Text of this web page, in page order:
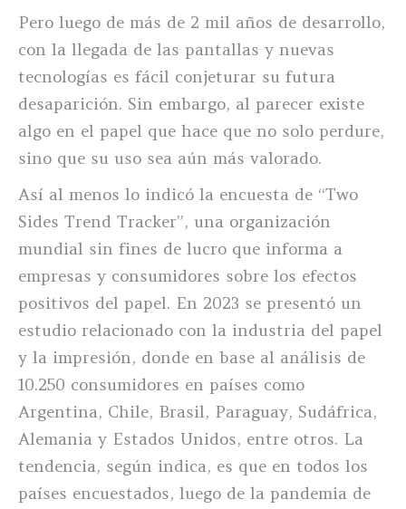
Pero luego de más de 2 mil años de desarrollo,
con la llegada de las pantallas y nuevas
tecnologías es fácil conjeturar su futura
desaparición. Sin embargo, al parecer existe
algo en el papel que hace que no solo perdure,
sino que su uso sea aún más valorado.
Así al menos lo indicó la encuesta de “Two
Sides Trend Tracker”, una organización
mundial sin fines de lucro que informa a
empresas y consumidores sobre los efectos
positivos del papel. En 2023 se presentó un
estudio relacionado con la industria del papel
y la impresión, donde en base al análisis de
10.250 consumidores en países como
Argentina, Chile, Brasil, Paraguay, Sudáfrica,
Alemania y Estados Unidos, entre otros. La
tendencia, según indica, es que en todos los
países encuestados, luego de la pandemia de